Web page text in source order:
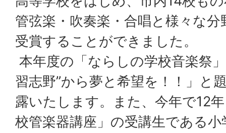
管弦楽・吹奏楽・合唱と様々な
受賞することができました。
本年度の「ならしの学校音楽祭
習志野”から夢と希望を！！」と
露いたします。また、今年で12
校管楽器講座」の受講生である